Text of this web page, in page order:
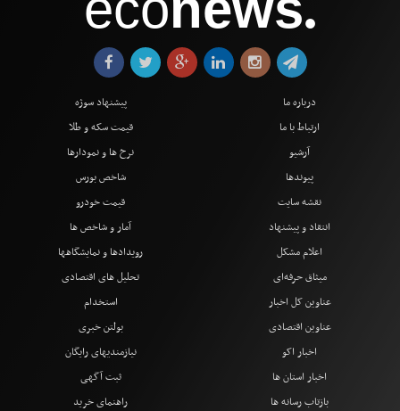
●
درباره ما
ارتباط با ما
آرشیو
پیوندها
نقشه سایت
انتقاد و پیشنهاد
اعلام مشکل
میثاق حرفه‌ای
پیشنهاد سوژه
قیمت سکه و طلا
نرخ ها و نمودارها
شاخص بورس
قیمت خودرو
آمار و شاخص ها
رویدادها و نمایشگاهها
تحلیل های اقتصادی
عناوین کل اخبار
عناوین اقتصادی
اخبار اکو
اخبار استان ها
بازتاب رسانه ها
استخدام
بولتن خبری
نیازمندیهای رایگان
ثبت آگهی
راهنمای خرید